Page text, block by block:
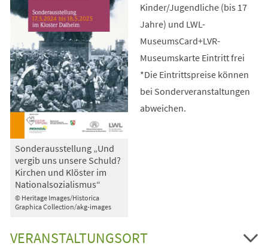
© Heritage Images/Historica
Graphica Collection/akg-images
Sonderausstellung „Und
vergib uns unsere Schuld?
Kirchen und Klöster im
Nationalsozialismus“
Kinder/Jugendliche (bis 17
Jahre) und LWL-
MuseumsCard+LVR-
Museumskarte Eintritt frei
*Die Eintrittspreise können
bei Sonderveranstaltungen
abweichen.
VERANSTALTUNGSORT